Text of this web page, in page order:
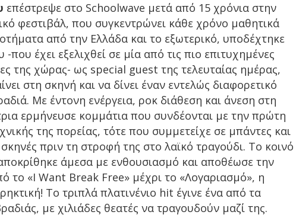
επέστρεψε στο Schoolwave μετά από 15 χρόνια στην
φεστιβάλ, που συγκεντρώνει κάθε χρόνο μαθητικά
από την Ελλάδα και το εξωτερικό, υποδέχτηκε
-που έχει εξελιχθεί σε μία από τις πιο επιτυχημένες
της χώρας- ως special guest της τελευταίας ημέρας,
στη σκηνή και να δίνει έναν εντελώς διαφορετικό
Με έντονη ενέργεια, ροκ διάθεση και άνεση στη
ερμήνευσε κομμάτια που συνδέονται με την πρώτη
της πορείας, τότε που συμμετείχε σε μπάντες και
πριν τη στροφή της στο λαϊκό τραγούδι. Το κοινό
άμεσα με ενθουσιασμό και αποθέωσε την
το «I Want Break Free» μέχρι το «Λογαριασμό», η
Το τριπλά πλατινένιο hit έγινε ένα από τα
με χιλιάδες θεατές να τραγουδούν μαζί της.